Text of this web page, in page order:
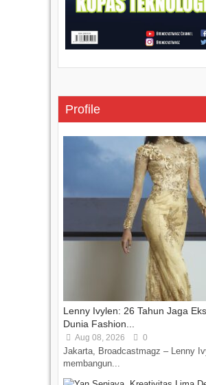
Profile
Lenny Ivylen: 26 Tahun Jaga
Dunia Fashion...
Aug 08, 2026 0
Jakarta, Broadcastmagz – Lenny
membangun...